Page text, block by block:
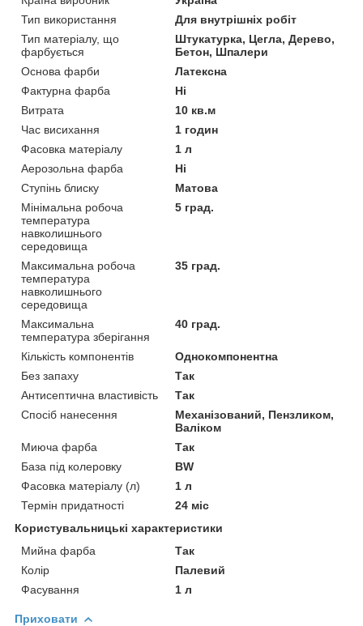
Тип використання
Для внутрішніх робіт
Тип матеріалу, що
фарбується
Штукатурка, Цегла, Дерево,
Бетон, Шпалери
Основа фарби
Латексна
Фактурна фарба
Ні
Витрата
10 кв.м
Час висихання
1 годин
Фасовка матеріалу
1 л
Аерозольна фарба
Ні
Ступінь блиску
Матова
Мінімальна робоча
температура
навколишнього
середовища
5 град.
Максимальна робоча
температура
навколишнього
середовища
35 град.
Максимальна
температура зберігання
40 град.
Кількість компонентів
Однокомпонентна
Без запаху
Так
Антисептична властивість
Так
Спосіб нанесення
Механізований, Пензликом,
Валіком
Миюча фарба
Так
База під колеровку
BW
Фасовка матеріалу (л)
1 л
Термін придатності
24 міс
Користувальницькі характеристики
Мийна фарба
Так
Колір
Палевий
Фасування
1 л
Приховати